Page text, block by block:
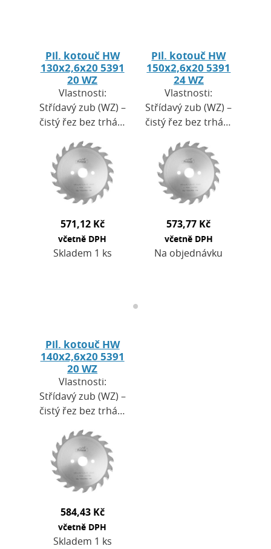
Pil. kotouč HW
130x2,6x20 5391
20 WZ
Vlastnosti:
Střídavý zub (WZ) –
čistý řez bez trhání
úhel 10° poskytuje
rovnoměrné řezy
bez
zářezuMaximální
otáčky,…
571,12 Kč
včetně DPH
Skladem 1 ks
Pil. kotouč HW
150x2,6x20 5391
24 WZ
Vlastnosti:
Střídavý zub (WZ) –
čistý řez bez trhání
úhel 10° poskytuje
rovnoměrné řezy
bez
zářezuMaximální
otáčky,…
573,77 Kč
včetně DPH
Na objednávku
Pil. kotouč HW
140x2,6x20 5391
20 WZ
Vlastnosti:
Střídavý zub (WZ) –
čistý řez bez trhání
úhel 10° poskytuje
rovnoměrné řezy
bez
zářezuMaximální
584,43 Kč
včetně DPH
Skladem 1 ks